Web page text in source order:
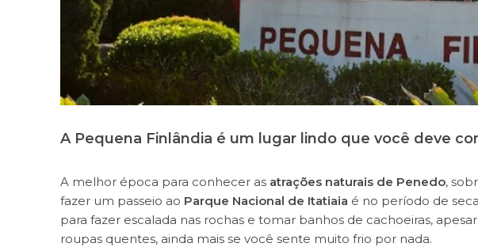
A Pequena Finlândia é um lugar lindo que você deve
A melhor época para conhecer as atrações naturais de Penedo,
fazer um passeio ao Parque Nacional de Itatiaia é no período de
para fazer escalada nas rochas e tomar banhos de cachoeiras,
roupas quentes, ainda mais se você sente muito frio por nada.